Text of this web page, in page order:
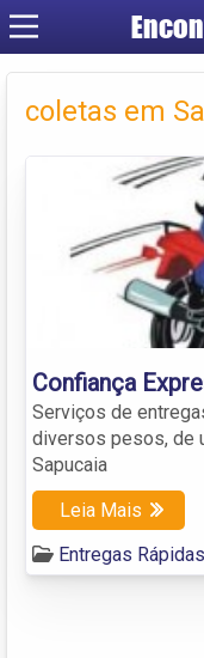
coletas em
Confiança
Serviços de
diversos pesos, de
Sapucaia
Leia Mais
Entregas